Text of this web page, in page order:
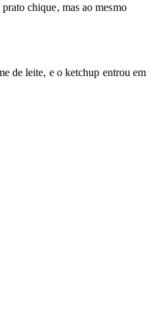
chique, mas ao mesmo
de leite, e o ketchup entrou em